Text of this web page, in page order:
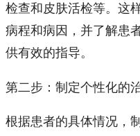
检查和皮肤活检等。这
病程和病因，并了解患
供有效的指导。
第二步：制定个性化的
根据患者的具体情况，